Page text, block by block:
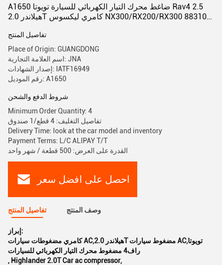
A1650 ضاغط محرك التيار الكهربائي للسيارة تويوتا Rav4 2.5
هيلاندر 2.0T كامري ليكسوس NX300/RX200/RX300 88310-
تفاصيل المنتج
Place of Origin: GUANGDONG
اسم العلامة التجارية: JNA
إصدار الشهادات: IATF16949
رقم الموديل: A1650
شروط الدفع والشحن
Minimum Order Quantity: 4
تفاصيل التغليف: 4 قطع/1 صندوق
Delivery Time: look at the car model and inventory
Payment Terms: L/C ALIPAY T/T
القدرة على العرض: 500 قطعة / شهر واحد
احصل على افضل سعر
تفاصيل المنتج وصف المنتج
إبراز:
كامري مضغوطات سيارات AC,هيلاندر 2.0T مضغوط سيارات AC,تويوتا
راف4 مضغوط محرك التيار الكهربائي للسيارات
, Highlander 2.0T Car ac compressor,